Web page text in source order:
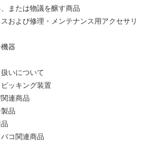
、または物議を醸す商品
および修理・メンテナンス用アクセサリ
器
いについて
ピッキング装置
連商品
品
コ関連商品